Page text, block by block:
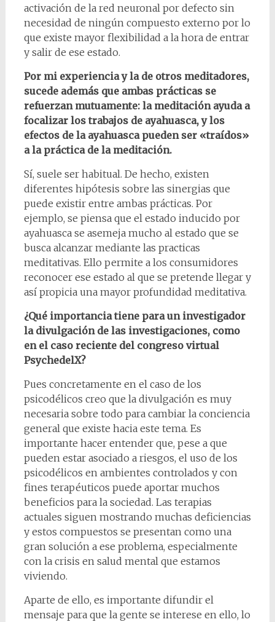
activación de la red neuronal por defecto sin
necesidad de ningún compuesto externo por lo
que existe mayor flexibilidad a la hora de entrar
y salir de ese estado.
Por mi experiencia y la de otros meditadores,
sucede además que ambas prácticas se
refuerzan mutuamente: la meditación ayuda a
focalizar los trabajos de ayahuasca, y los
efectos de la ayahuasca pueden ser «traídos»
a la práctica de la meditación.
Sí, suele ser habitual. De hecho, existen
diferentes hipótesis sobre las sinergias que
puede existir entre ambas prácticas. Por
ejemplo, se piensa que el estado inducido por
ayahuasca se asemeja mucho al estado que se
busca alcanzar mediante las practicas
meditativas. Ello permite a los consumidores
reconocer ese estado al que se pretende llegar y
así propicia una mayor profundidad meditativa.
¿Qué importancia tiene para un investigador
la divulgación de las investigaciones, como
en el caso reciente del congreso virtual
PsychedelX?
Pues concretamente en el caso de los
psicodélicos creo que la divulgación es muy
necesaria sobre todo para cambiar la conciencia
general que existe hacia este tema. Es
importante hacer entender que, pese a que
pueden estar asociado a riesgos, el uso de los
psicodélicos en ambientes controlados y con
fines terapéuticos puede aportar muchos
beneficios para la sociedad. Las terapias
actuales siguen mostrando muchas deficiencias
y estos compuestos se presentan como una
gran solución a ese problema, especialmente
con la crisis en salud mental que estamos
viviendo.
Aparte de ello, es importante difundir el
mensaje para que la gente se interese en ello, lo